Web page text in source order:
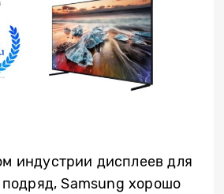
индустрии дисплеев для
подряд, Samsung хорошо